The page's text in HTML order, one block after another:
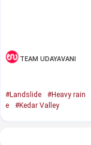
TEAM UDAYAVANI
#Landslide #Heavy rain
e
#Kedar Valley